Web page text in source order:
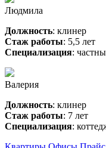
Людмила
Должность: клинер
Стаж работы: 5,5 лет
Специализация:
Валерия
Должность: клинер
Стаж работы: 7 лет
Специализация: